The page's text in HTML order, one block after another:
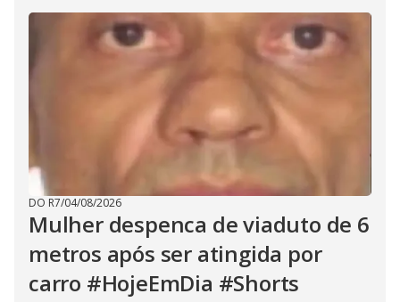
DO R7/04/08/2026
Mulher despenca de viaduto de 6
metros após ser atingida por
carro #HojeEmDia #Shorts